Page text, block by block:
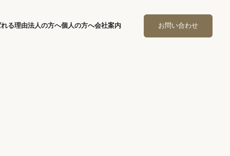
る理由法人の方へ個人の方へ会社案内 お問い合わせ